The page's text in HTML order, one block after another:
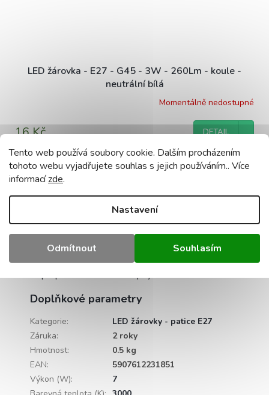
Tento web používá soubory cookie. Dalším procházením
tohoto webu vyjadřujete souhlas s jejich používáním.. Více
informacízde.
Nastavení
Odmítnout Souhlasím
LED žárovka - E27 - G45 - 3W - 260Lm - koule -
neutrální bílá
Momentálně nedostupné
16 Kč DETAIL
ZOBRAZIT VŠECHNY SOUVISEJÍCÍ PRODUKTY
Popis Podobné (8) Diskuze
Detailní popis produktu
Doplňkové parametry
Kategorie:
LED žárovky - patice E27
Záruka:
2 roky
Hmotnost:
0.5 kg
EAN:
5907612231851
Výkon (W):
7